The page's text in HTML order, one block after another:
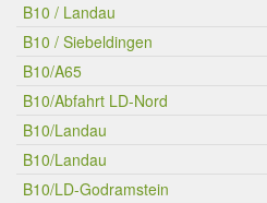
B10 / Landau
B10 / Siebeldingen
B10/A65
B10/Abfahrt LD-Nord
B10/Landau
B10/Landau
B10/LD-Godramstein